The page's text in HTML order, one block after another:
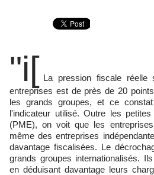
"i[ La pression fiscale réelle
entreprises est de près de 20
les grands groupes, et ce
l'indicateur utilisé. Outre les
(PME), on voit que les
même des entreprises
davantage fiscalisées. Le
grands groupes internationalisés.
en déduisant davantage leurs